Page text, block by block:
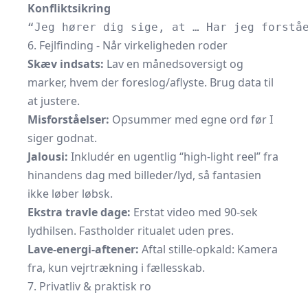
Konfliktsikring
“Jeg hører dig sige, at … Har jeg
6. Fejlfinding - Når virkeligheden roder
Skæv indsats: Lav en måneds­oversigt og
marker, hvem der foreslog/aflyste. Brug data til
at justere.
Misforståelser: Opsummer med egne ord før I
siger godnat.
Jalousi: Inkludér en ugentlig “high-light reel” fra
hinandens dag med billeder/lyd, så fantasien
ikke løber løbsk.
Ekstra travle dage: Erstat video med 90-sek
lydhilsen. Fastholder ritualet uden pres.
Lave-energi-aftener: Aftal stille-opkald: Kamera
fra, kun vejrtrækning i fællesskab.
7. Privatliv & praktisk ro